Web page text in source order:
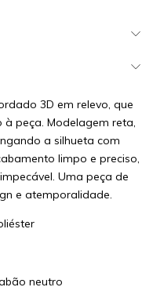
3D em relevo, que
peça. Modelagem reta,
a silhueta com
limpo e preciso,
Uma peça de
e atemporalidade.
neutro